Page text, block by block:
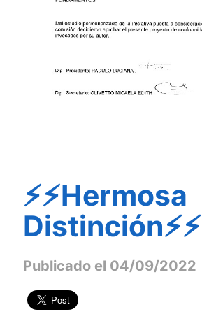
⚡⚡Hermosa
Distinción⚡⚡
Publicado el 04/09/2022